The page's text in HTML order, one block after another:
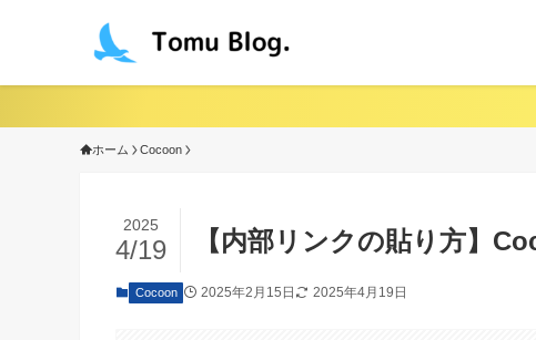
ホーム Cocoon
【内部リンクの貼り方】
2025
4/19
Cocoon 2025年2月15日 2025年4月19日